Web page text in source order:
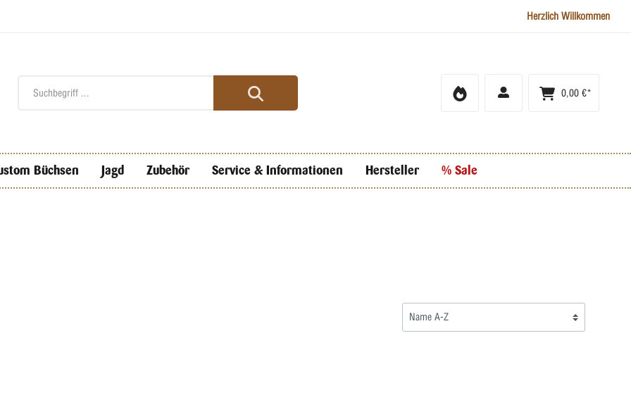
Herzlich Willkommen
0,00 €*
Büchsen Jagd Zubehör Service & Informationen Hersteller % Sale